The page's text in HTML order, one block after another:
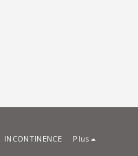
INCONTINENCE Plus